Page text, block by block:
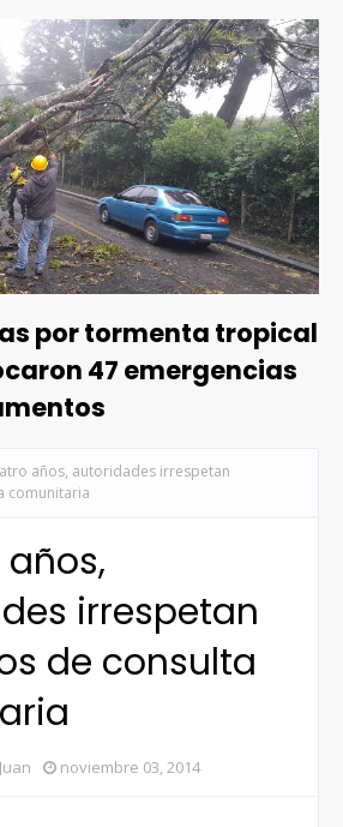
por tormenta tropical
47 emergencias
años, autoridades irrespetan
comunitaria
irrespetan
de consulta
noviembre 03, 2014